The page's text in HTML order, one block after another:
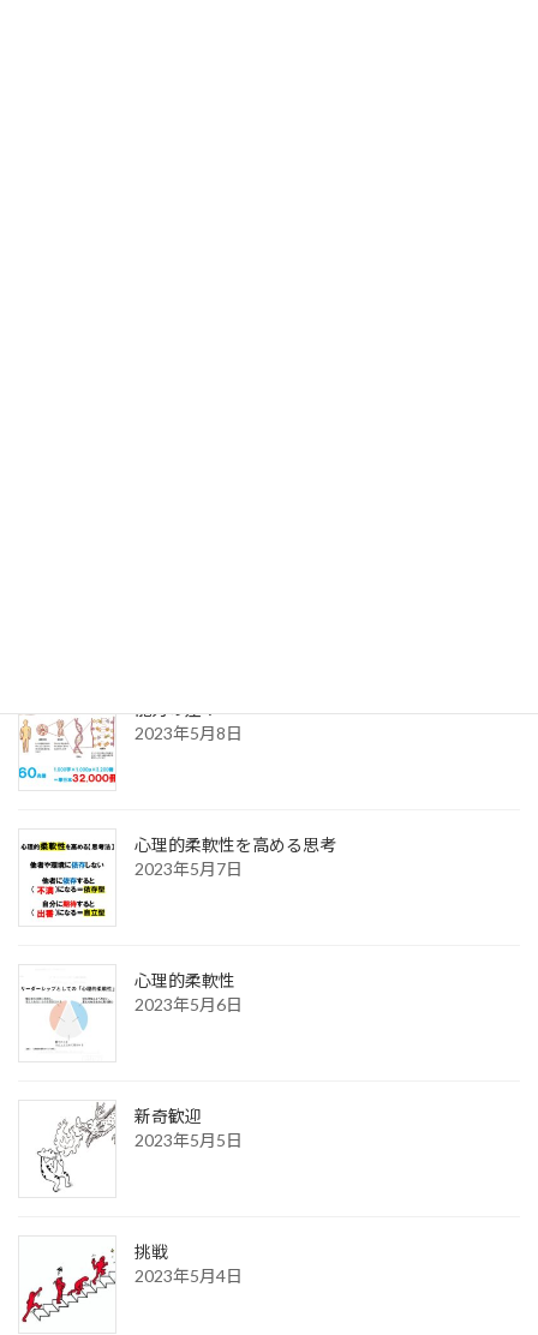
能力の差？
2023年5月8日
心理的柔軟性を高める思考
2023年5月7日
心理的柔軟性
2023年5月6日
新奇歓迎
2023年5月5日
挑戦
2023年5月4日